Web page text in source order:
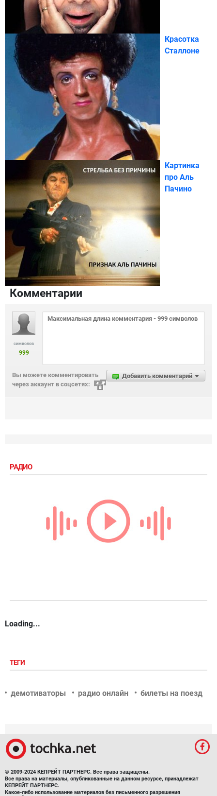
Красотка
Сталлоне
Картинка
про Аль
Пачино
Комментарии
символов
999
Добавить комментарий
Вы можете комментировать
через аккаунт в соцсетях:
РАДИО
Loading...
ТЕГИ
демотиваторы радио онлайн билеты на поезд
© 2009-2024 КЕПРЕЙТ ПАРТНЕРС. Все права защищены.
Все права на материалы, опубликованные на данном ресурсе, принадлежат
КЕПРЕЙТ ПАРТНЕРС.
Какое-либо использование материалов без письменного разрешения